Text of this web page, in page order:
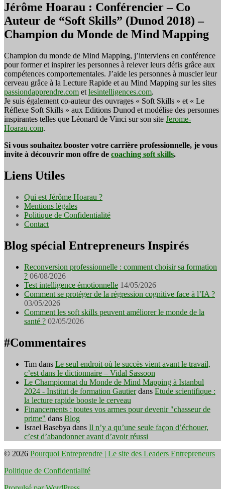
Jérôme Hoarau : Conférencier – Co
Auteur de “Soft Skills” (Dunod 2018) –
Champion du Monde de Mind Mapping
Champion du monde de Mind Mapping, j’interviens en conférence
pour former et inspirer les personnes à relever leurs défis grâce aux
compétences comportementales. J’aide les personnes à muscler leur
cerveau grâce à la Lecture Rapide et au Mind Mapping sur les sites
passiondapprendre.com et lesintelligences.com.
Je suis également co-auteur des ouvrages « Soft Skills » et « Le
Réflexe Soft Skills » aux Editions Dunod et modélise des personnes
inspirantes telles que Léonard de Vinci sur son site Jerome-
Hoarau.com.
Si vous souhaitez booster votre carrière professionnelle, je vous
invite à découvrir mon offre de coaching soft skills.
Liens Utiles
Qui est Jérôme Hoarau ?
Mentions légales
Politique de Confidentialité
Contact
Blog spécial Entrepreneurs Inspirés
Reconversion professionnelle : comment choisir sa formation
? 06/08/2026
Test intelligence émotionnelle 14/05/2026
Comment se protéger de la régression cognitive face à l’IA ?
03/05/2026
Comment les soft skills peuvent améliorer le monde de la
santé ? 02/05/2026
#Commentaires
Tim dans Le seul endroit où le succès vient avant le travail,
c’est dans le dictionnaire – Vidal Sassoon
Le Championnat du Monde de Mind Mapping à Istanbul
2024 - Institut de formation Gautierdans Etude scientifique :
la lecture rapide booste le cerveau
Financements : toutes vos armes pour devenir "chasseur de
prime" dans Blog
Israel Basebya dans Il n’y a qu’une seule façon d’échouer,
c’est d’abandonner avant d’avoir réussi
© 2026 Pourquoi Entreprendre | Le site des Leaders Entrepreneurs
Politique de Confidentialité